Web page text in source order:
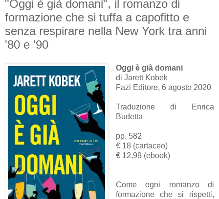
"Oggi è già domani", il romanzo di
formazione che si tuffa a capofitto e
senza respirare nella New York tra anni
'80 e '90
Oggi è già domani
di Jarett Kobek
Fazi Editore, 6 agosto 2020
Traduzione di Enrica
Budetta
pp. 582
€ 18 (cartaceo)
€ 12,99 (ebook)
Come ogni romanzo di
formazione che si rispetti,